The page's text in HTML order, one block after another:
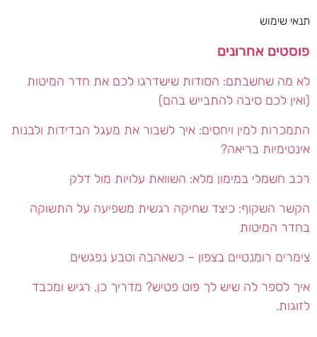
תנאי שימוש
פוסטים אחרונים
לא מה שחשבתם: הסודות שישדרגו לכם את חדר המיטות
(ואין לכם סיבה להתבייש בהם)
התמכרות למין ויחסים: איך לשבור את מעגל הבדידות ולבנות
אינטימיות בריאה?
רכב חשמלי במימון מלא: השוואת עלויות מול דלק
הקשר השקוף: כיצד שחיקה רגשית משפיעה על התשוקה
בחדר המיטות
צימרים רומנטיים בצפון – כשאהבה וטבע נפגשים
איך לספר לה שיש לך פוט פטיש? מדריך כן, רגיש ומכבד
לזוגות.